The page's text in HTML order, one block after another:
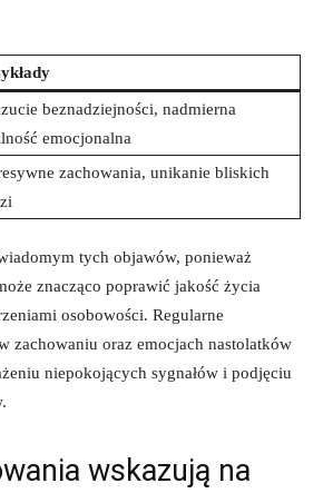
beznadziejności, nadmierna⁤
emocjonalna
zachowania, unikanie bliskich
tych objawów, ponieważ
znacząco poprawić jakość życia
osobowości. Regularne
zachowaniu oraz emocjach nastolatków
niepokojących sygnałów i podjęciu
wskazują na